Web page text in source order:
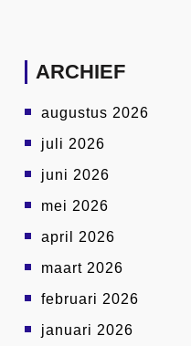
ARCHIEF
augustus 2026
juli 2026
juni 2026
mei 2026
april 2026
maart 2026
februari 2026
januari 2026